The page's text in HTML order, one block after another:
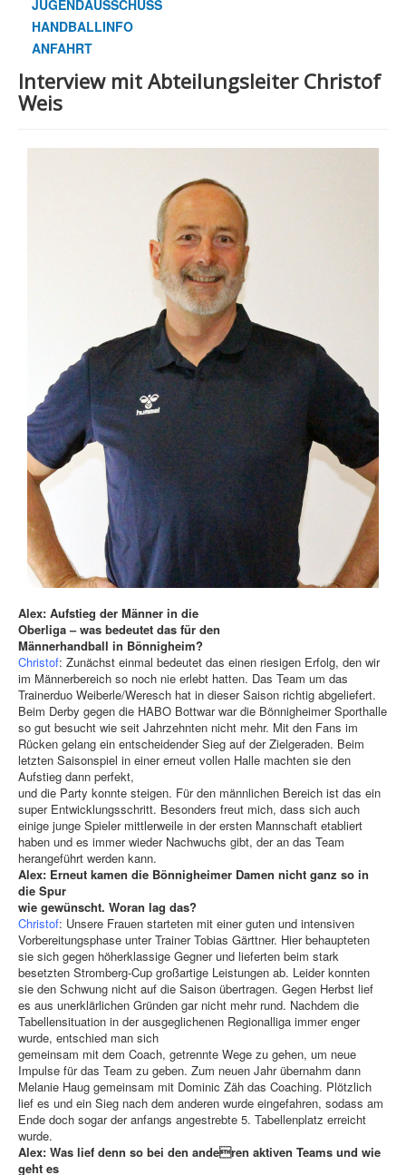
JUGENDAUSSCHUSS
HANDBALLINFO
ANFAHRT
Interview mit Abteilungsleiter Christof
Weis
Alex: Aufstieg der Männer in die
Oberliga – was bedeutet das für den
Männerhandball in Bönnigheim?
Christof: Zunächst einmal bedeutet das einen riesigen Erfolg, den wir
im Männerbereich so noch nie erlebt hatten. Das Team um das
Trainerduo Weiberle/Weresch hat in dieser Saison richtig abgeliefert.
Beim Derby gegen die HABO Bottwar war die Bönnigheimer Sporthalle
so gut besucht wie seit Jahrzehnten nicht mehr. Mit den Fans im
Rücken gelang ein entscheidender Sieg auf der Zielgeraden. Beim
letzten Saisonspiel in einer erneut vollen Halle machten sie den
Aufstieg dann perfekt,
und die Party konnte steigen. Für den männlichen Bereich ist das ein
super Entwicklungsschritt. Besonders freut mich, dass sich auch
einige junge Spieler mittlerweile in der ersten Mannschaft etabliert
haben und es immer wieder Nachwuchs gibt, der an das Team
herangeführt werden kann.
Alex: Erneut kamen die Bönnigheimer Damen nicht ganz so in
die Spur
wie gewünscht. Woran lag das?
Christof: Unsere Frauen starteten mit einer guten und intensiven
Vorbereitungsphase unter Trainer Tobias Gärttner. Hier behaupteten
sie sich gegen höherklassige Gegner und lieferten beim stark
besetzten Stromberg-Cup großartige Leistungen ab. Leider konnten
sie den Schwung nicht auf die Saison übertragen. Gegen Herbst lief
es aus unerklärlichen Gründen gar nicht mehr rund. Nachdem die
Tabellensituation in der ausgeglichenen Regionalliga immer enger
wurde, entschied man sich
gemeinsam mit dem Coach, getrennte Wege zu gehen, um neue
Impulse für das Team zu geben. Zum neuen Jahr übernahm dann
Melanie Haug gemeinsam mit Dominic Zäh das Coaching. Plötzlich
lief es und ein Sieg nach dem anderen wurde eingefahren, sodass am
Ende doch sogar der anfangs angestrebte 5. Tabellenplatz erreicht
wurde.
Alex: Was lief denn so bei den anderen aktiven Teams und wie
geht es